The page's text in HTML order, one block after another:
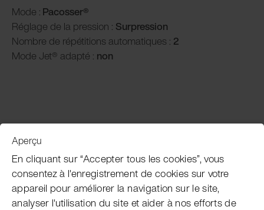
Mode : Pacosser®
Réglage de la pression : Surpression
Nombre de répétitions automatiques : 2
Mode Jet® adapté : non
Service clientèle
Subscribe Pacojet Newsletter
Aperçu
En cliquant sur “Accepter tous les cookies”, vous
consentez à l'enregistrement de cookies sur votre
appareil pour améliorer la navigation sur le site,
analyser l'utilisation du site et aider à nos efforts de